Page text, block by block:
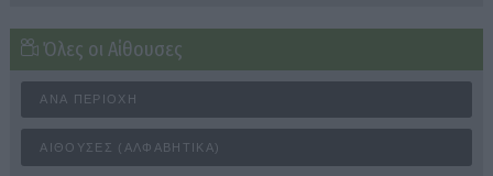
Όλες οι Αίθουσες
ΑΝΆ ΠΕΡΙΟΧΉ
ΑΊΘΟΥΣΕΣ (ΑΛΦΑΒΗΤΙΚΆ)